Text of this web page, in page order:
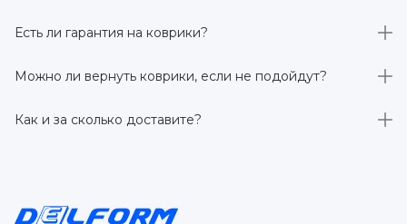
отгрузка идётнапрямую со склада производителя
без посредников.
Есть ли гарантия на коврики?
производителя 3 года. Если в течение этого срока
обнаружится производственный дефект – заменим
Можно ли вернуть коврики, если не подойдут?
заказанного дистанционно,без объяснения причин –
при условии сохранения товарного вида. Если коврик не
Как и за сколько доставите?